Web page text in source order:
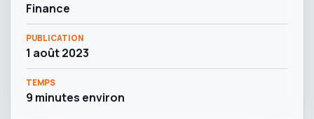
Finance
PUBLICATION
1 août 2023
TEMPS
9 minutes environ